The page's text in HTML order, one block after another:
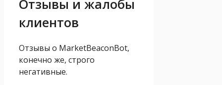
Отзывы и жалобы
клиентов
Отзывы о MarketBeaconBot,
конечно же, строго
негативные.